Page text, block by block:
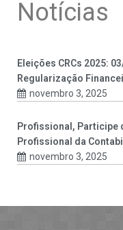
Notícias
Eleições CRCs 2025:
Regularização
novembro 3, 2025
Profissional, Participe
Profissional da
novembro 3, 2025